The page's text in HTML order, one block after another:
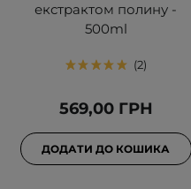
екстрактом полину -
500ml
2
569,00 ГРН
ДОДАТИ ДО КОШИКА